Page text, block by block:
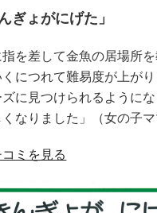
ぎょがにげた」
指を差して金魚の居場所
につれて難易度が上が
に見つけられるように
なりました」（女の子マ
ミを見る